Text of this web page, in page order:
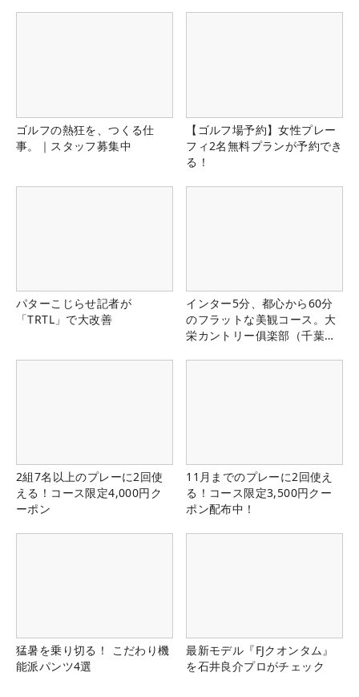
ゴルフの熱狂を、つくる仕
事。｜スタッフ募集中
【ゴルフ場予約】女性プレー
フィ2名無料プランが予約でき
る！
パターこじらせ記者が
「TRTL」で大改善
インター5分、都心から60分
のフラットな美観コース。大
栄カントリー俱楽部（千葉
2組7名以上のプレーに2回使
える！コース限定4,000円ク
ーポン
11月までのプレーに2回使え
る！コース限定3,500円クー
ポン配布中！
猛暑を乗り切る！ こだわり機
能派パンツ4選
最新モデル『FJクオンタム』
を石井良介プロがチェック